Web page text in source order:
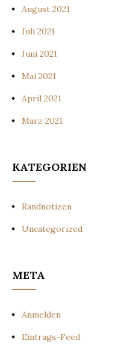
August 2021
Juli 2021
Juni 2021
Mai 2021
April 2021
März 2021
KATEGORIEN
Randnotizen
Uncategorized
META
Anmelden
Eintrags-Feed